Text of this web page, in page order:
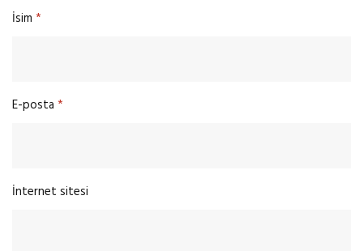
İsim *
E-posta *
İnternet sitesi